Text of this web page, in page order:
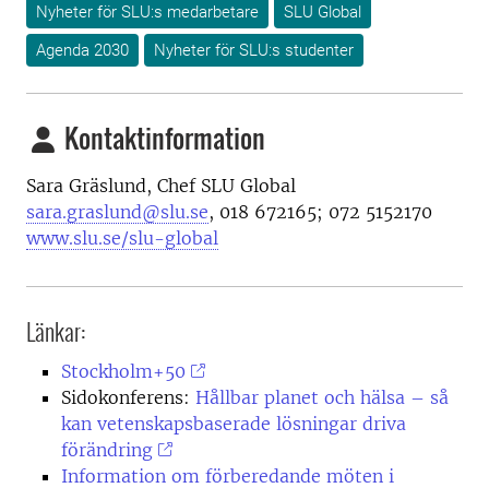
Nyheter för SLU:s medarbetare
SLU Global
Agenda 2030
Nyheter för SLU:s studenter
Kontaktinformation
Sara Gräslund, Chef SLU Global
sara.graslund@slu.se, 018 672165; 072 5152170
www.slu.se/slu-global
Länkar:
Stockholm+50
Sidokonferens: Hållbar planet och hälsa – så
kan vetenskapsbaserade lösningar driva
förändring
Information om förberedande möten i